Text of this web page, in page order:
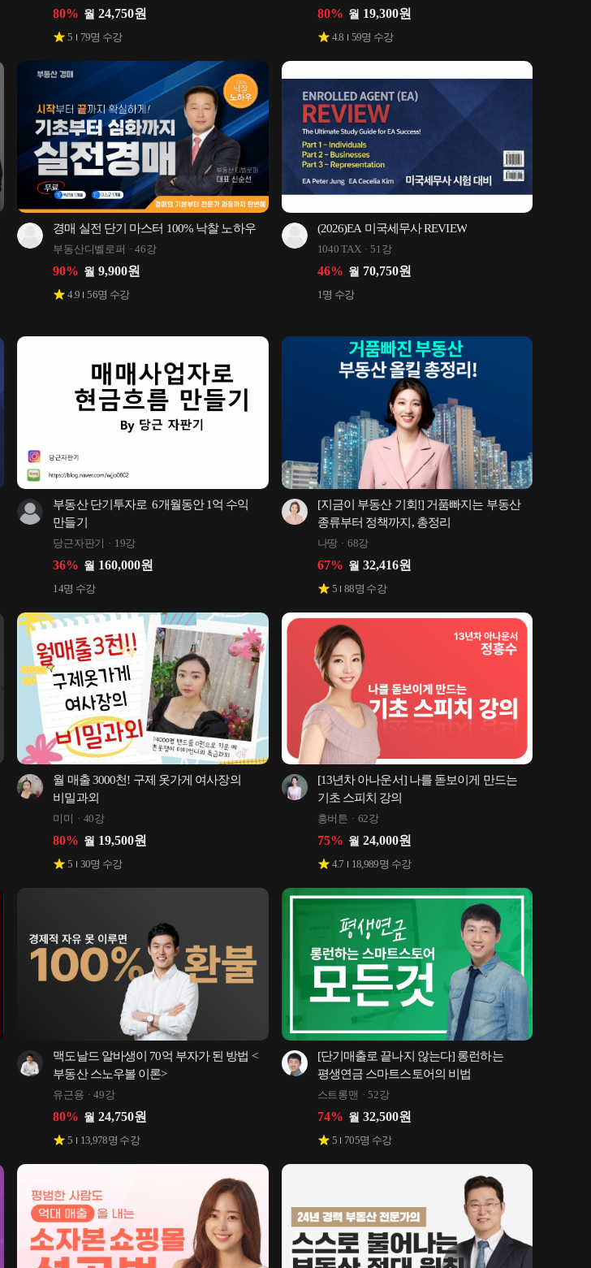
80% 월 24,750원
5 79명 수강
80% 월 19,300원
4.8 59명 수강
경매 실전 단기 마스터 100% 낙찰 노하우
부동산디벨로퍼 46강
90% 월 9,900원
4.9 56명 수강
(2026)EA 미국세무사 REVIEW
1040 TAX 51강
46% 월 70,750원
1명 수강
부동산 단기투자로  6개월동안 1억 수익
만들기
당근자판기 19강
36% 월 160,000원
14명 수강
[지금이 부동산 기회!] 거품빠지는 부동산
종류부터 정책까지, 총정리
나땅 68강
67% 월 32,416원
5 88명 수강
월 매출 3000천! 구제 옷가게 여사장의
비밀과외
미미 40강
80% 월 19,500원
5 30명 수강
[13년차 아나운서] 나를 돋보이게 만드는
기초 스피치 강의
흥버튼 62강
75% 월 24,000원
4.7 18,989명 수강
맥도날드 알바생이 70억 부자가 된 방법 <
부동산 스노우볼 이론>
유근용 49강
80% 월 24,750원
5 13,978명 수강
[단기매출로 끝나지 않는다] 롱런하는
평생연금 스마트스토어의 비법
스트롱맨 52강
74% 월 32,500원
5 705명 수강